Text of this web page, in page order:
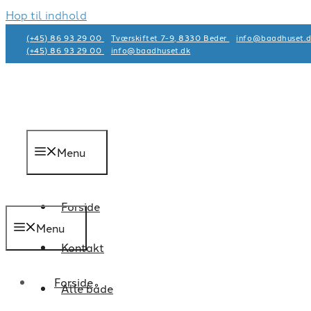
Hop til indhold
(+45) 86 93 29 00 Tværskiftet 7-9, 8330 Beder
(+45) 86 93 29 00
info@baadhuset.dk​
Menu
Forside
Kontakt
Alle både
Menu
Forside